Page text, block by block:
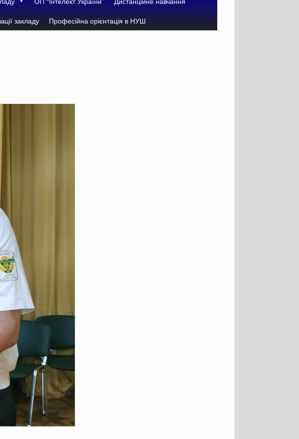
закладу Професійна орієнтація в НУШ